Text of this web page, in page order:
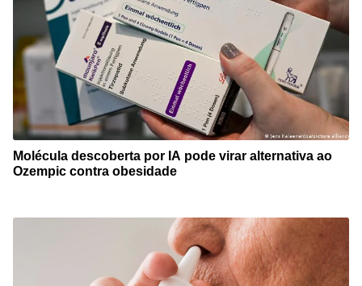
Molécula descoberta por IA pode virar alternativa ao
Ozempic contra obesidade